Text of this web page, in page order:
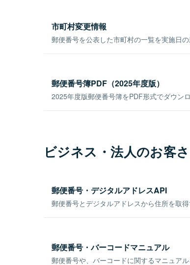
市町村変更情報
郵便番号を公表した市町村の一覧を実施日
郵便番号簿PDF（2025年度版）
2025年度版郵便番号簿をPDF形式でダウン
ビジネス・法人のお客
郵便番号・デジタルアドレスAPI
郵便番号とデジタルアドレスから住所を取得
郵便番号・バーコードマニュアル
郵便番号や、バーコードに関するマニュアル